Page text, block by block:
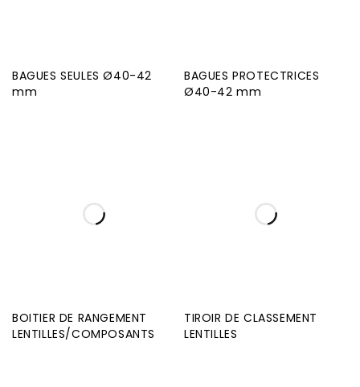
BAGUES SEULES Ø40-42
mm
BAGUES PROTECTRICES
Ø40-42 mm
BOITIER DE RANGEMENT
LENTILLES/COMPOSANTS
TIROIR DE CLASSEMENT
LENTILLES